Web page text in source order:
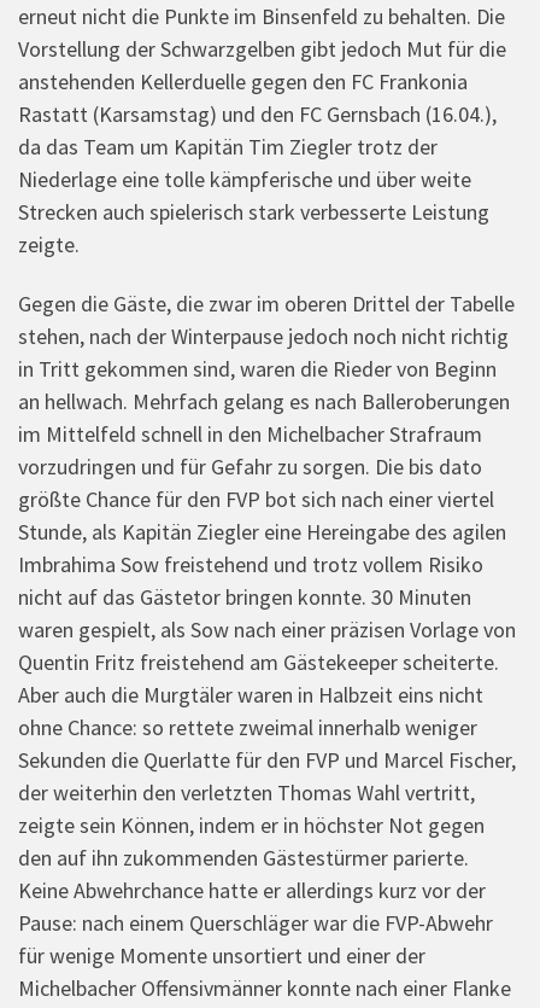
erneut nicht die Punkte im Binsenfeld zu behalten. Die
Vorstellung der Schwarzgelben gibt jedoch Mut für die
anstehenden Kellerduelle gegen den FC Frankonia
Rastatt (Karsamstag) und den FC Gernsbach (16.04.),
da das Team um Kapitän Tim Ziegler trotz der
Niederlage eine tolle kämpferische und über weite
Strecken auch spielerisch stark verbesserte Leistung
zeigte.
Gegen die Gäste, die zwar im oberen Drittel der Tabelle
stehen, nach der Winterpause jedoch noch nicht richtig
in Tritt gekommen sind, waren die Rieder von Beginn
an hellwach. Mehrfach gelang es nach Balleroberungen
im Mittelfeld schnell in den Michelbacher Strafraum
vorzudringen und für Gefahr zu sorgen. Die bis dato
größte Chance für den FVP bot sich nach einer viertel
Stunde, als Kapitän Ziegler eine Hereingabe des agilen
Imbrahima Sow freistehend und trotz vollem Risiko
nicht auf das Gästetor bringen konnte. 30 Minuten
waren gespielt, als Sow nach einer präzisen Vorlage von
Quentin Fritz freistehend am Gästekeeper scheiterte.
Aber auch die Murgtäler waren in Halbzeit eins nicht
ohne Chance: so rettete zweimal innerhalb weniger
Sekunden die Querlatte für den FVP und Marcel Fischer,
der weiterhin den verletzten Thomas Wahl vertritt,
zeigte sein Können, indem er in höchster Not gegen
den auf ihn zukommenden Gästestürmer parierte.
Keine Abwehrchance hatte er allerdings kurz vor der
Pause: nach einem Querschläger war die FVP-Abwehr
für wenige Momente unsortiert und einer der
Michelbacher Offensivmänner konnte nach einer Flanke